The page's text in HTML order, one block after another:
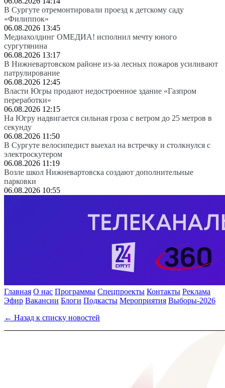
В Сургуте отремонтировали проезд к детскому саду
«Филиппок»
06.08.2026 13:45
Медиахолдинг ОМЕДИА! исполнил мечту юного
сургутянина
06.08.2026 13:17
В Нижневартовском районе из-за лесных пожаров усиливают
патрулирование
06.08.2026 12:45
Власти Югры продают недостроенное здание «Газпром
переработки»
06.08.2026 12:15
На Югру надвигается сильная гроза с ветром до 25 метров в
секунду
06.08.2026 11:50
В Сургуте велосипедист выехал на встречку и столкнулся с
электроскутером
06.08.2026 11:19
Возле школ Нижневартовска создают дополнительные
парковки
06.08.2026 10:55
Главная О нас Программы Спецпроекты Контакты Реклама
Эфир Вакансии Блоги Подкасты Мероприятия Выборы-2026
← Назад к списку новостей